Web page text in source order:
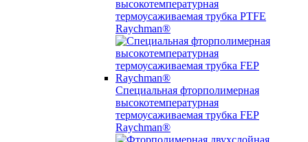
высокотемпературная
термоусаживаемая трубка PTFE
Raychman®
Специальная фторполимерная
высокотемпературная
термоусаживаемая трубка FEP
Raychman®